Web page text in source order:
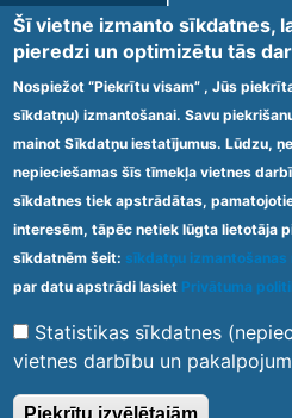
Nodrošinām vides
funkcionāliem
Jaunķemeri”, Kolkas ielā 20,
piekļūstamība personām ar
tādejādi nodrošinot
2009.gada 20.janvāra
obligātajām prasībām
struktūrvienībām” minētajām
Ārstniecības iestādes kods
Footer
menu
Vietnes karte
© 2020 Kūrorta Rehabilitācijas Centrs -
Šī vietne izmanto sīkdatnes,
pieredzi un optimizētu tās
Nospiežot “Piekrītu visam” , Jūs
sīkdatņu) izmantošanai. Savu
mainot Sīkdatņu iestatījumus. Lūdzu,
nepieciešamas šīs tīmekļa vietnes
sīkdatnes tiek apstrādātas,
interesēm, tāpēc netiek lūgta lietotāja
sīkdatnēm šeit: sīkdatņu izmantošanas
par datu apstrādi lasiet Privātuma
Statistikas sīkdatnes
vietnes darbību un
Piekrītu izvēlētajām